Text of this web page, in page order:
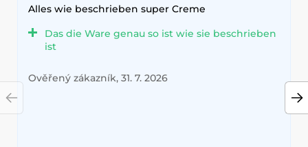
Alles wie beschrieben super Creme
Das die Ware genau so ist wie sie beschrieben
ist
Ověřený zákazník, 31. 7. 2026